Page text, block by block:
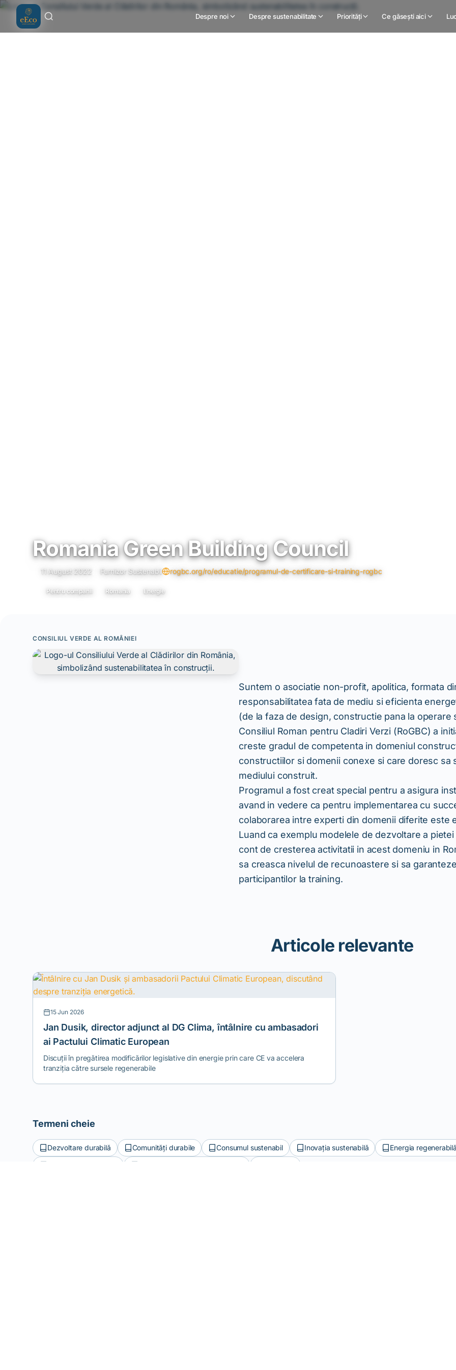
Salt la conținut
Despre noi Despre sustenabilitate Priorități Ce găsești aici
Romania Green Building Council
11 August 2022 Furnizor Sustenabil rogbc.org/ro/educatie/programul-de-certificare-si-training-rogbc
Pentru companii Romania Energie
CONSILIUL VERDE AL ROMÂNIEI
Suntem o asociatie non-profit, apolitica, formata
responsabilitatea fata de mediu si eficienta
(de la faza de design, constructie pana la operare
Consiliul Roman pentru Cladiri Verzi (RoGBC) a
creste gradul de competenta in domeniul
constructiilor si domenii conexe si care doresc sa
mediului construit.
Programul a fost creat special pentru a asigura
avand in vedere ca pentru implementarea cu
colaborarea intre experti din domenii diferite este
Luand ca exemplu modelele de dezvoltare a
cont de cresterea activitatii in acest domeniu in
sa creasca nivelul de recunoastere si sa
participantilor la training.
Articole relevante
15 Jun 2026
Jan Dusik, director adjunct al DG Clima, întâlnire cu ambasadori
ai Pactului Climatic European
Discuții în pregătirea modificărilor legislative din energie prin care CE va accelera
tranziția către sursele regenerabile
Termeni cheie
Dezvoltare durabilă Comunități durabile Consumul sustenabil Inovația sustenabilă Energia regenerabilă